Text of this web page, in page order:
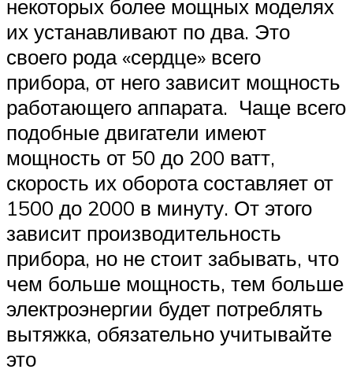
некоторых более мощных моделях
их устанавливают по два. Это
своего рода «сердце» всего
прибора, от него зависит мощность
работающего аппарата. Чаще всего
подобные двигатели имеют
мощность от 50 до 200 ватт,
скорость их оборота составляет от
1500 до 2000 в минуту. От этого
зависит производительность
прибора, но не стоит забывать, что
чем больше мощность, тем больше
электроэнергии будет потреблять
вытяжка, обязательно учитывайте
это